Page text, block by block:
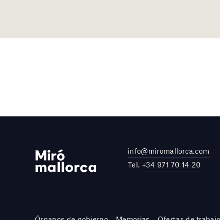
info@miromallorca.com
Tel. +34 971 70 14 20